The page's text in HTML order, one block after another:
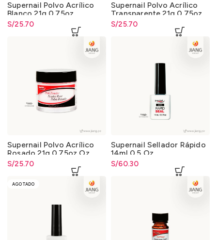
Supernail Polvo Acrílico
Blanco 21g 0.75oz
S/25.70
Supernail Polvo Acrílico
Transparente 21g 0.75oz
Oz
S/25.70
Supernail Polvo Acrílico
Rosado 21g 0.75oz Oz
S/25.70
Supernail Sellador Rápido
14ml 0.5 Oz
S/60.30
AGOTADO